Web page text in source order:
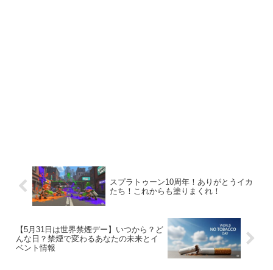
スプラトゥーン10周年！ありがとうイカ
たち！これからも塗りまくれ！
【5月31日は世界禁煙デー】いつから？ど
んな日？禁煙で変わるあなたの未来とイ
ベント情報